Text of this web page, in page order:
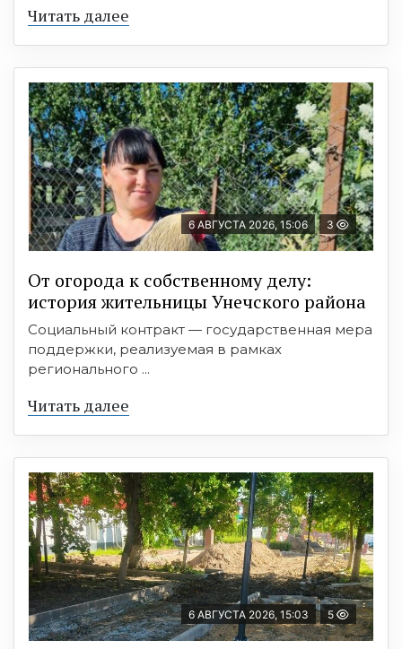
Читать далее
6 АВГУСТА 2026, 15:06 3
От огорода к собственному делу:
история жительницы Унечского района
Социальный контракт — государственная мера
поддержки, реализуемая в рамках
регионального ...
Читать далее
6 АВГУСТА 2026, 15:03 5